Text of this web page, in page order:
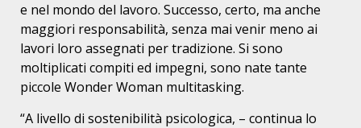
e nel mondo del lavoro. Successo, certo, ma anche
maggiori responsabilità, senza mai venir meno ai
lavori loro assegnati per tradizione. Si sono
moltiplicati compiti ed impegni, sono nate tante
piccole Wonder Woman multitasking.
“A livello di sostenibilità psicologica, – continua lo